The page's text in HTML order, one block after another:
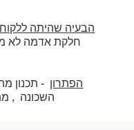
הבעיה שהיתה ללקוח
חלקת אדמה לא
הפתרון - תכנון
השכונה ,